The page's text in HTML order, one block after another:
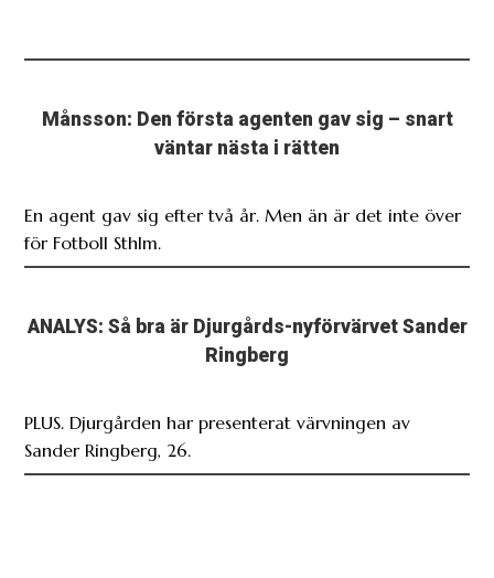
Månsson: Den första agenten gav sig – snart
väntar nästa i rätten
En agent gav sig efter två år. Men än är det inte över
för Fotboll Sthlm.
ANALYS: Så bra är Djurgårds-nyförvärvet Sander
Ringberg
PLUS. Djurgården har presenterat värvningen av
Sander Ringberg, 26.